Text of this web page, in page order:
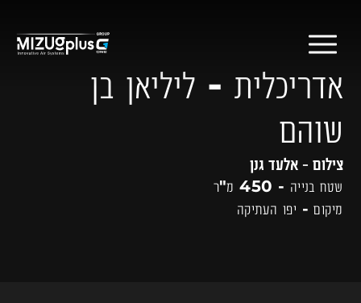
אדריכלית - ליליאן בן
שוהם
צילום - אלעד גנן
שטח בנייה - 450 מ"ר
מיקום - יפו העתיקה